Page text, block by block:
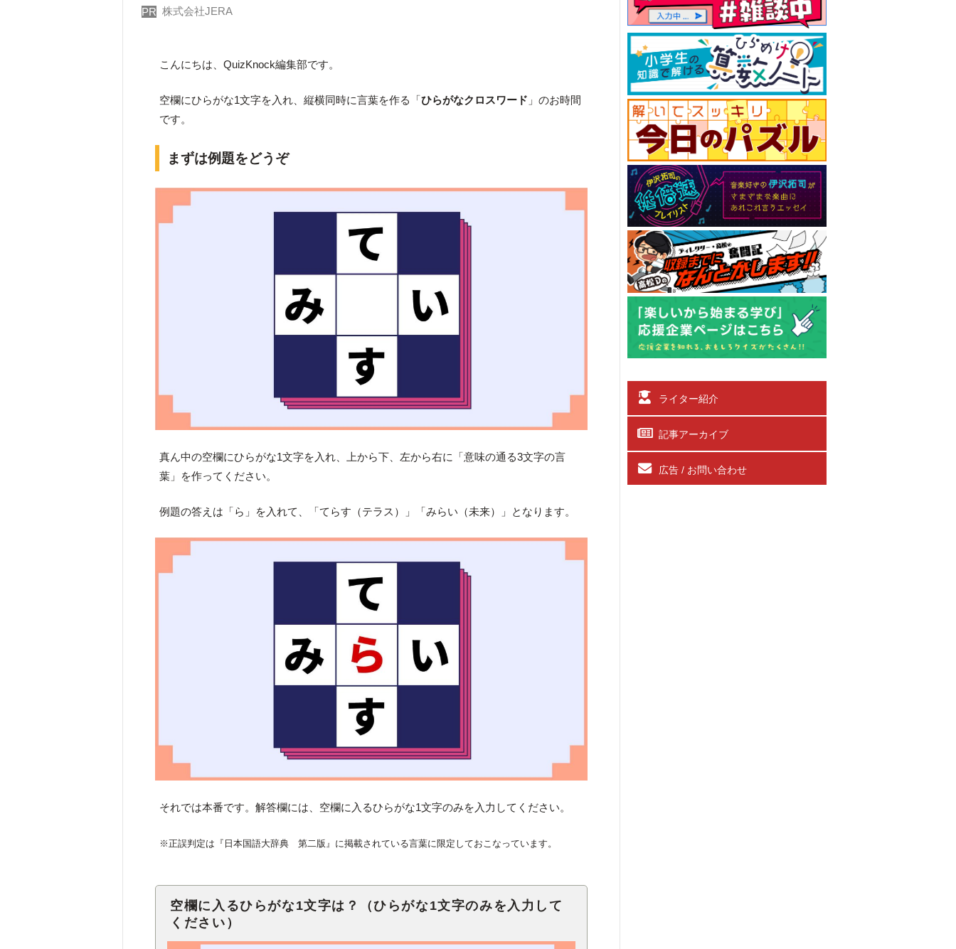
PR 株式会社JERA
こんにちは、QuizKnock編集部です。
空欄にひらがな1文字を入れ、縦横同時に言葉を作る「ひらがなクロスワード 」のお時間
です。
まずは例題をどうぞ
真ん中の空欄にひらがな1文字を入れ、上から下、左から右に「意味の通る3文字の言
葉」を作ってください。
例題の答えは「ら」を入れて、「てらす（テラス）」「みらい（未来）」となります。
それでは本番です。解答欄には、空欄に入るひらがな1文字のみを入力してください。
※正誤判定は『日本国語大辞典 第二版』に掲載されている言葉に限定しておこなっています。
空欄に入るひらがな1文字は？（ひらがな1文字のみを入力して
ください）
ライター紹介
記事アーカイブ
広告 / お問い合わせ